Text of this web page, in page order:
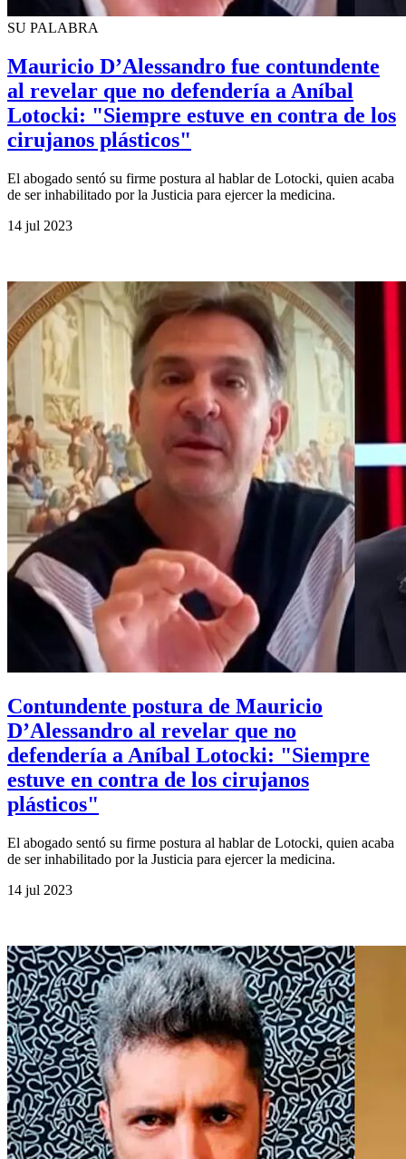
SU PALABRA
Mauricio D’Alessandro fue contundente
al revelar que no defendería a Aníbal
Lotocki: "Siempre estuve en contra de los
cirujanos plásticos"
El abogado sentó su firme postura al hablar de Lotocki, quien acaba
de ser inhabilitado por la Justicia para ejercer la medicina.
14 jul 2023
Contundente postura de Mauricio
D’Alessandro al revelar que no
defendería a Aníbal Lotocki: "Siempre
estuve en contra de los cirujanos
plásticos"
El abogado sentó su firme postura al hablar de Lotocki, quien acaba
de ser inhabilitado por la Justicia para ejercer la medicina.
14 jul 2023